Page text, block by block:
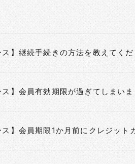
ス】継続手続きの方法を教えてく
ス】会員有効期限が過ぎてしまい
ス】会員期限1か月前にクレジッ